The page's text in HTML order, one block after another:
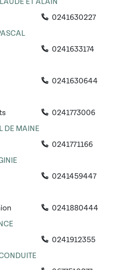
0241630227
0241633174
0241630644
0241773006
DE MAINE
0241771166
0241459447
0241880444
0241912355